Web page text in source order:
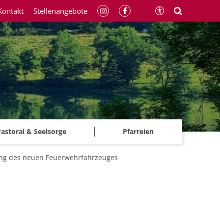
& Seelsorge Pfarreien
Stellenangebote
des neuen Feuerwehrfahrzeuges